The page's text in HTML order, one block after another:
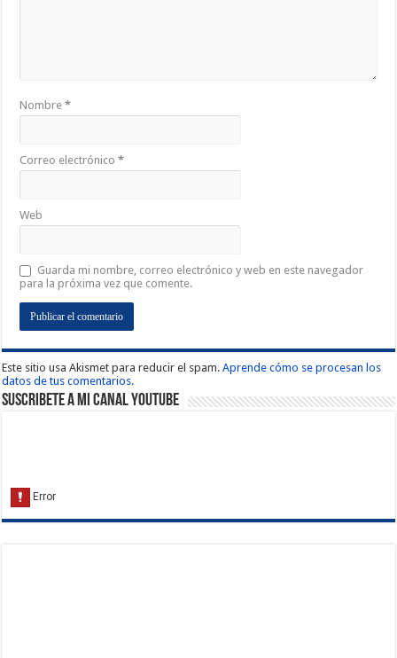
Nombre*
Correo electrónico*
Web
Guarda mi nombre, correo electrónico y web en este navegador
para la próxima vez que comente.
Este sitio usa Akismet para reducir el spam.Aprende cómo se procesan los
datos de tus comentarios.
Suscribete a Mi Canal Youtube